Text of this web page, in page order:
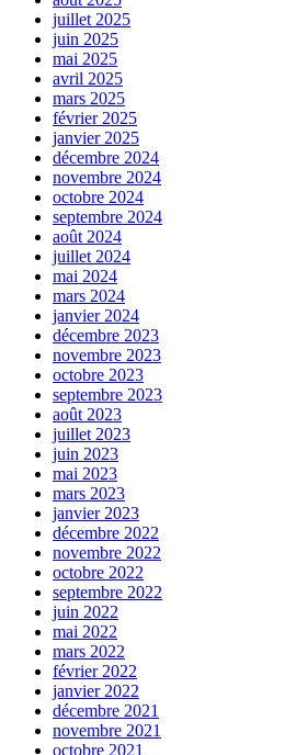
juillet 2025
juin 2025
mai 2025
avril 2025
mars 2025
février 2025
janvier 2025
décembre 2024
novembre 2024
octobre 2024
septembre 2024
août 2024
juillet 2024
mai 2024
mars 2024
janvier 2024
décembre 2023
novembre 2023
octobre 2023
septembre 2023
août 2023
juillet 2023
juin 2023
mai 2023
mars 2023
janvier 2023
décembre 2022
novembre 2022
octobre 2022
septembre 2022
juin 2022
mai 2022
mars 2022
février 2022
janvier 2022
décembre 2021
novembre 2021
octobre 2021